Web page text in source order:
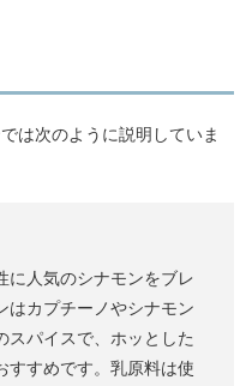
は次のように説明していま
人気のシナモンをブレ
はカプチーノやシナモン
スパイスで、ホッとした
すすめです。乳原料は使